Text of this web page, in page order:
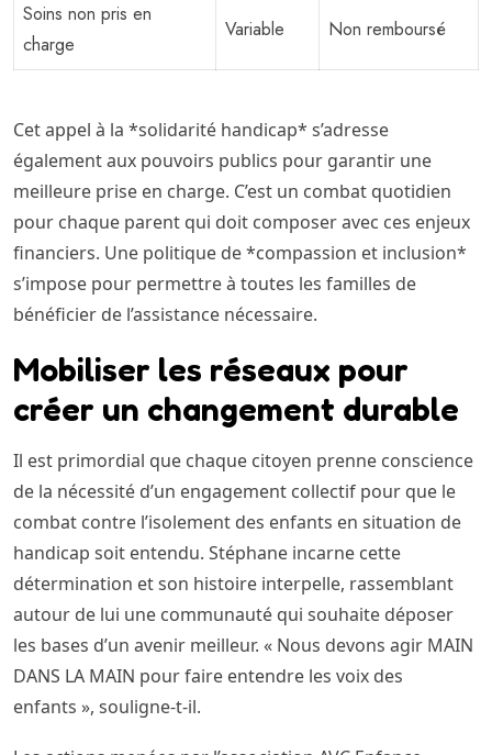
Soins non pris en
charge
Variable Non remboursé
Cet appel à la *solidarité handicap* s’adresse
également aux pouvoirs publics pour garantir une
meilleure prise en charge. C’est un combat quotidien
pour chaque parent qui doit composer avec ces enjeux
financiers. Une politique de *compassion et inclusion*
s’impose pour permettre à toutes les familles de
bénéficier de l’assistance nécessaire.
Mobiliser les réseaux pour
créer un changement durable
Il est primordial que chaque citoyen prenne conscience
de la nécessité d’un engagement collectif pour que le
combat contre l’isolement des enfants en situation de
handicap soit entendu. Stéphane incarne cette
détermination et son histoire interpelle, rassemblant
autour de lui une communauté qui souhaite déposer
les bases d’un avenir meilleur. « Nous devons agir MAIN
DANS LA MAIN pour faire entendre les voix des
enfants », souligne-t-il.